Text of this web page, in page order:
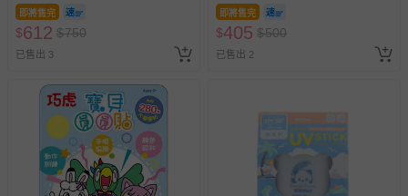
即將售完
$612 $750
已售出 3
即將售完
$405 $500
已售出 2